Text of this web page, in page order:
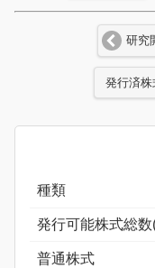
研究
発行済
種類
発行可能株式総数
普通株式